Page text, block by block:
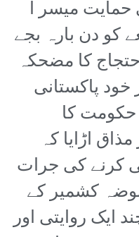
حمایت میسر آ
کو دن بارہ بجے
کا مضحکہ
خود پاکستانی
کا
اڑایا کہ
کرنے کی جرات
کشمیر کے
روایتی اور